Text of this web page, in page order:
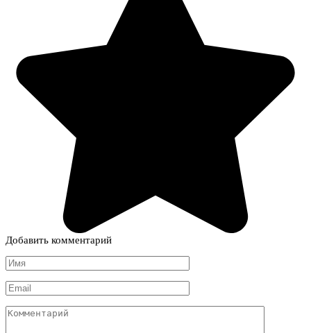
Добавить комментарий
Имя
*
Email
*
Комментарий